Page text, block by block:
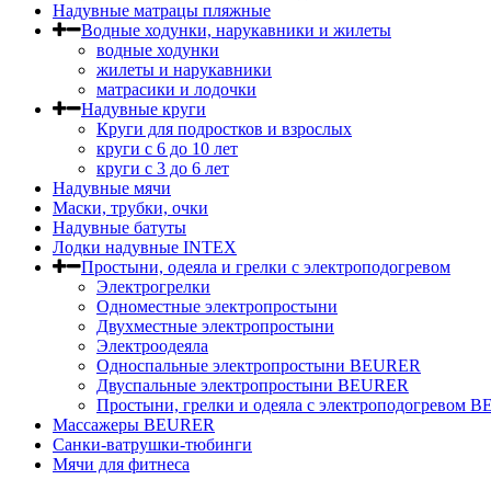
Надувные матрацы пляжные
Водные ходунки, нарукавники и жилеты
водные ходунки
жилеты и нарукавники
матрасики и лодочки
Надувные круги
Круги для подростков и взрослых
круги с 6 до 10 лет
круги c 3 до 6 лет
Надувные мячи
Маски, трубки, очки
Надувные батуты
Лодки надувные INTEX
Простыни, одеяла и грелки с электроподогревом
Электрогрелки
Одноместные электропростыни
Двухместные электропростыни
Электроодеяла
Односпальные электропростыни BEURER
Двуспальные электропростыни BEURER
Простыни, грелки и одеяла с электроподогревом
Массажеры BEURER
Санки-ватрушки-тюбинги
Мячи для фитнеса